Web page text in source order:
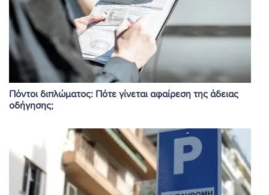
Πόντοι διπλώματος: Πότε γίνεται αφαίρεση της άδειας
οδήγησης;